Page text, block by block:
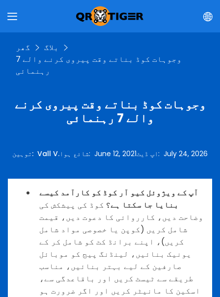
گھر
بلاگ
وجوہات کوڈ بناتے وقت پیروی کرنے والے 7
رہنمائی
وجوہات کوڈ بناتے وقت پیروی کرنے
والے 7 رہنمائی
توہین: Vall V. شائع ہوا: June 12, 2021اپ ڈیٹ: July 24, 2026
آپ کے ویژوئل کیو آر کوڈ کو کارآمد کیسے
بنایا جا سکتا ہے؟ کوڈ کی پیشکش کی
وضاحت دیں، کارروائی کا دعوت دیں، قیمت
شامل کریں (کوپن یا خصوصی مواد شامل
کریں)، اپنے برانڈ کٹ کو شامل کر کے
یونیک بنائیں، لینڈنگ پیج کو موبائل
صارفین کے لیے بہتر بنائیں، مناسب
طریقے سے ٹیسٹ کریں اور باقاعدگی سے،
اسکین کا مانیٹر کریں اور اگر ضرورت ہو